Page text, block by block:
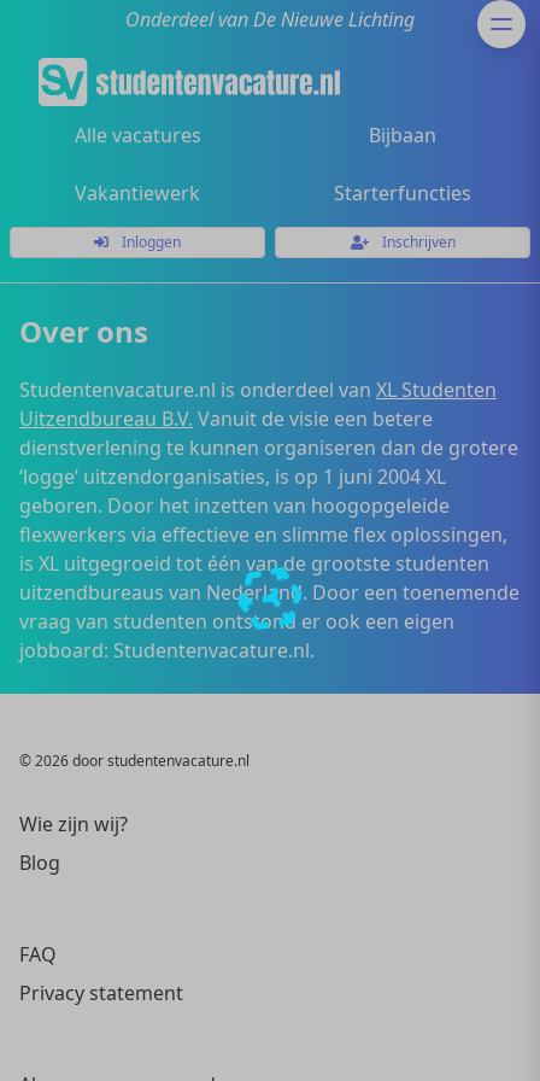
Onderdeel van De Nieuwe Lichting
Alle vacatures Bijbaan
Vakantiewerk Starterfuncties
Inloggen Inschrijven
Over ons
Studentenvacature.nl is onderdeel van XL Studenten
Uitzendbureau B.V. Vanuit de visie een betere
dienstverlening te kunnen organiseren dan de grotere
‘logge’ uitzendorganisaties, is op 1 juni 2004 XL
geboren. Door het inzetten van hoogopgeleide
flexwerkers via effectieve en slimme flex oplossingen,
is XL uitgegroeid tot één van de grootste studenten
uitzendbureaus van Nederland. Door een toenemende
vraag van studenten ontstond er ook een eigen
jobboard: Studentenvacature.nl.
© 2026 door studentenvacature.nl
Wie zijn wij?
Blog
FAQ
Privacy statement